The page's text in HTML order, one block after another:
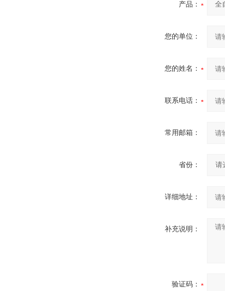
产品：
您的单位：
您的姓名：
联系电话：
常用邮箱：
省份：
详细地址：
补充说明：
验证码：